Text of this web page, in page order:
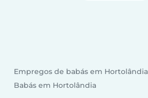
Empregos de babás em Hortolândia
Babás em Hortolândia